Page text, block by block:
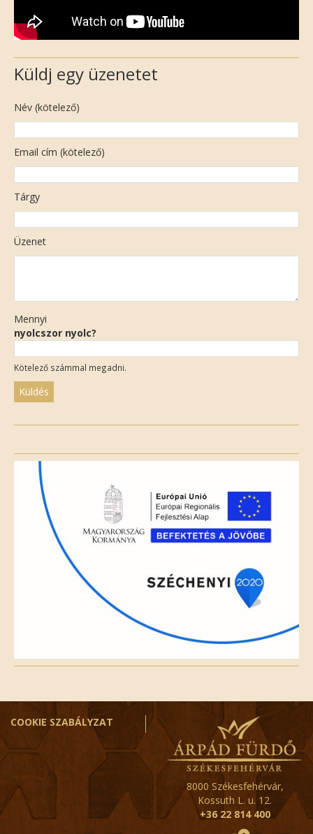
Küldj egy üzenetet
Név (kötelező)
Email cím (kötelező)
Tárgy
Üzenet
Mennyi
nyolcszor nyolc?
Kötelező számmal megadni.
field
empty.
COOKIE SZABÁLYZAT
8000 Székesfehérvár,
Kossuth L. u. 12.
+36 22 814 400